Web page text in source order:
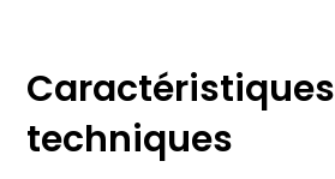
Caractéristiques
techniques